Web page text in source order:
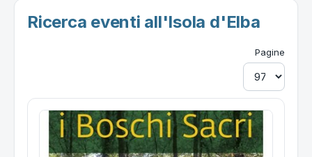
Ricerca eventi all'Isola d'Elba
Pagine